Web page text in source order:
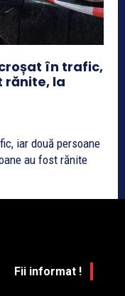
în trafic,
rănite, la
iar două persoane
Fii informat !